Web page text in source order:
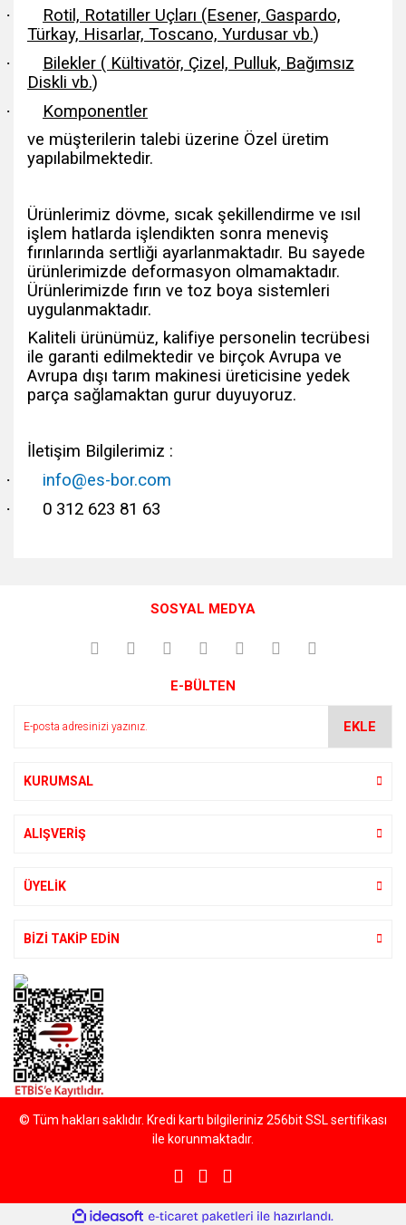
·
Rotil, Rotatiller Uçları (Esener, Gaspardo,
Türkay, Hisarlar, Toscano, Yurdusar vb.)
·
Bilekler ( Kültivatör, Çizel, Pulluk, Bağımsız
Diskli vb.)
·
Komponentler
ve müşterilerin talebi üzerine Özel üretim
yapılabilmektedir.
Ürünlerimiz dövme, sıcak şekillendirme ve ısıl
işlem hatlarda işlendikten sonra meneviş
fırınlarında sertliği ayarlanmaktadır. Bu sayede
ürünlerimizde deformasyon olmamaktadır.
Ürünlerimizde fırın ve toz boya sistemleri
uygulanmaktadır.
Kaliteli ürünümüz, kalifiye personelin tecrübesi
ile garanti edilmektedir ve birçok Avrupa ve
Avrupa dışı tarım makinesi üreticisine yedek
parça sağlamaktan gurur duyuyoruz.
İletişim Bilgilerimiz :
· info@es-bor.com
· 0 312 623 81 63
Yorum Yaz
Görüş ve önerileriniz için teşekkür ederiz.
Ürün açıklamasında eksik bilgiler bulunuyor.
SOSYAL MEDYA
E-BÜLTEN
EKLE
KURUMSAL
ALIŞVERİŞ
ÜYELİK
BİZİ TAKİP EDİN
© Tüm hakları saklıdır. Kredi kartı bilgileriniz 256bit SSL sertifikası
ile korunmaktadır.
ideasoft e-